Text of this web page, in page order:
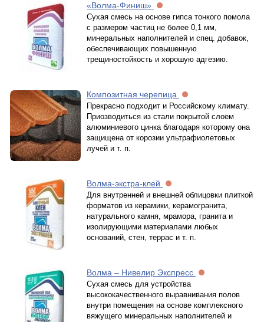
«Волма-Финиш»
Сухая смесь на основе гипса тонкого помола
с размером частиц не более 0,1 мм,
минеральных наполнителей и спец. добавок,
обеспечивающих повышенную
трещиностойкость и хорошую адгезию.
Композитная черепица
Прекрасно подходит и Российскому климату.
Приозводиться из стали покрытой слоем
алюминиевого цинка благодаря которому она
защищена от корозии ультрафиолетовых
лучей и т. п.
Волма-экстра-клей
Для внутренней и внешней облицовки плиткой
форматов из керамики, керамогранита,
натурального камня, мрамора, гранита и
изолирующими материалами любых
оснований, стен, террас и т. п.
Волма – Нивелир Экспресс
Cухая смесь для устройства
высококачественного выравнивания полов
внутри помещения на основе комплексного
вяжущего минеральных наполнителей и